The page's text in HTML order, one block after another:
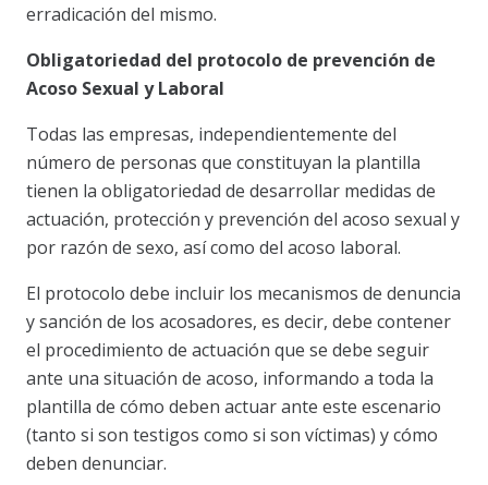
erradicación del mismo.
Obligatoriedad del protocolo de prevención de
Acoso Sexual y Laboral
Todas las empresas, independientemente del
número de personas que constituyan la plantilla
tienen la obligatoriedad de desarrollar medidas de
actuación, protección y prevención del acoso sexual y
por razón de sexo, así como del acoso laboral.
El protocolo debe incluir los mecanismos de denuncia
y sanción de los acosadores, es decir, debe contener
el procedimiento de actuación que se debe seguir
ante una situación de acoso, informando a toda la
plantilla de cómo deben actuar ante este escenario
(tanto si son testigos como si son víctimas) y cómo
deben denunciar.